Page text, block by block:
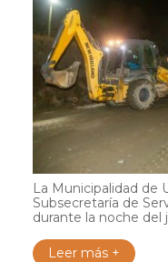
La Municipalidad de
Subsecretaría de
durante la noche del
Leer más +